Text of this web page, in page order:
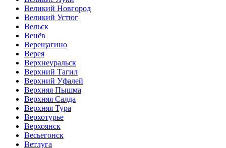
Великий Новгород
Великий Устюг
Вельск
Венёв
Верещагино
Верея
Верхнеуральск
Верхний Тагил
Верхний Уфалей
Верхняя Пышма
Верхняя Салда
Верхняя Тура
Верхотурье
Верхоянск
Весьегонск
Ветлуга